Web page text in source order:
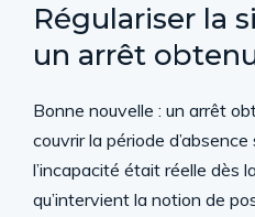
Régulariser la
un arrêt
Bonne nouvelle : un arrêt
couvrir la période
l’incapacité était réelle dès
qu’intervient la notion de